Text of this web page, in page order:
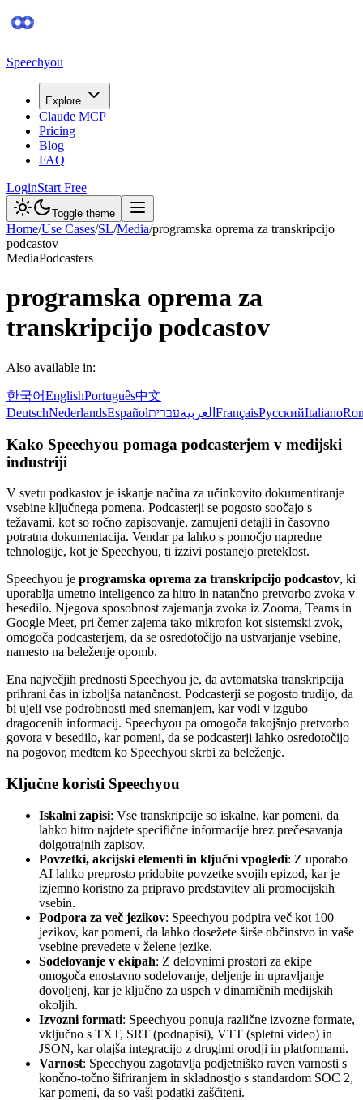
Speechyou
Explore
Claude MCP
Pricing
Blog
FAQ
LoginStart Free
Toggle theme
Home/Use Cases/SL/Media/programska oprema za transkripcijo
podcastov
MediaPodcasters
programska oprema za
transkripcijo podcastov
Also available in:
한국어EnglishPortuguês中文
DeutschNederlandsEspañol العربيةעברית FrançaisРусскийItaliano
Kako Speechyou pomaga podcasterjem v medijski
industriji
V svetu podkastov je iskanje načina za učinkovito dokumentiranje
vsebine ključnega pomena. Podcasterji se pogosto soočajo s
težavami, kot so ročno zapisovanje, zamujeni detajli in časovno
potratna dokumentacija. Vendar pa lahko s pomočjo napredne
tehnologije, kot je Speechyou, ti izzivi postanejo preteklost.
Speechyou je programska oprema za transkripcijo podcastov, ki
uporablja umetno inteligenco za hitro in natančno pretvorbo zvoka v
besedilo. Njegova sposobnost zajemanja zvoka iz Zooma, Teams in
Google Meet, pri čemer zajema tako mikrofon kot sistemski zvok,
omogoča podcasterjem, da se osredotočijo na ustvarjanje vsebine,
namesto na beleženje opomb.
Ena največjih prednosti Speechyou je, da avtomatska transkripcija
prihrani čas in izboljša natančnost. Podcasterji se pogosto trudijo, da
bi ujeli vse podrobnosti med snemanjem, kar vodi v izgubo
dragocenih informacij. Speechyou pa omogoča takojšnjo pretvorbo
govora v besedilo, kar pomeni, da se podcasterji lahko osredotočijo
na pogovor, medtem ko Speechyou skrbi za beleženje.
Ključne koristi Speechyou
Iskalni zapisi: Vse transkripcije so iskalne, kar pomeni, da
lahko hitro najdete specifične informacije brez prečesavanja
dolgotrajnih zapisov.
Povzetki, akcijski elementi in ključni vpogledi: Z uporabo
AI lahko preprosto pridobite povzetke svojih epizod, kar je
izjemno koristno za pripravo predstavitev ali promocijskih
vsebin.
Podpora za več jezikov: Speechyou podpira več kot 100
jezikov, kar pomeni, da lahko dosežete širše občinstvo in vaše
vsebine prevedete v želene jezike.
Sodelovanje v ekipah: Z delovnimi prostori za ekipe
omogoča enostavno sodelovanje, deljenje in upravljanje
dovoljenj, kar je ključno za uspeh v dinamičnih medijskih
okoljih.
Izvozni formati: Speechyou ponuja različne izvozne formate,
vključno s TXT, SRT (podnapisi), VTT (spletni video) in
JSON, kar olajša integracijo z drugimi orodji in platformami.
Varnost: Speechyou zagotavlja podjetniško raven varnosti s
končno-točno šifriranjem in skladnostjo s standardom SOC 2,
kar pomeni, da so vaši podatki zaščiteni.